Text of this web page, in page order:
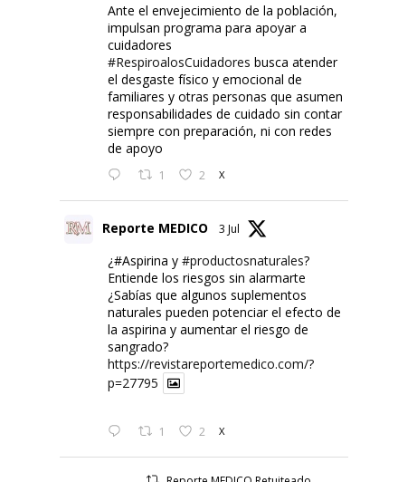
Ante el envejecimiento de la población,
impulsan programa para apoyar a
cuidadores
#RespiroalosCuidadores busca atender
el desgaste físico y emocional de
familiares y otras personas que asumen
responsabilidades de cuidado sin contar
siempre con preparación, ni con redes
de apoyo
1 2 X
Reporte MEDICO 3 Jul
¿#Aspirina y #productosnaturales?
Entiende los riesgos sin alarmarte
¿Sabías que algunos suplementos
naturales pueden potenciar el efecto de
la aspirina y aumentar el riesgo de
sangrado?
https://revistareportemedico.com/?
p=27795
1 2 X